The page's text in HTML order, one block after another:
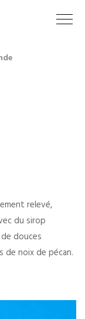
relevé,
du sirop
douces
de noix de pécan.